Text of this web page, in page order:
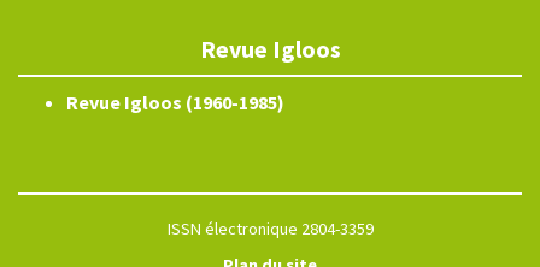
Revue Igloos
Revue Igloos (1960-1985)
ISSN électronique 2804-3359